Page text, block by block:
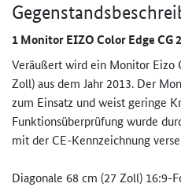
1 Monitor EIZO Color Edge CG
Veräußert wird ein Monitor Eizo
Zoll) aus dem Jahr 2013. Der
zum Einsatz und weist geringe
Funktionsüberprüfung wurde
mit der CE-Kennzeichnung
Diagonale 68 cm (27 Zoll) 16:9-